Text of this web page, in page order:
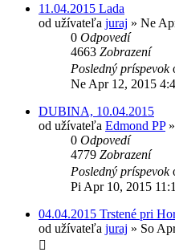
11.04.2015 Lada
od užívateľa juraj » Ne
0 Odpovedí
4663 Zobrazení
Posledný príspevok
Ne Apr 12, 2015
DUBINA, 10.04.2015
od užívateľa Edmond PP»
0 Odpovedí
4779 Zobrazení
Posledný príspevok
Pi Apr 10, 2015
04.04.2015 Trstené pri
od užívateľa juraj » So